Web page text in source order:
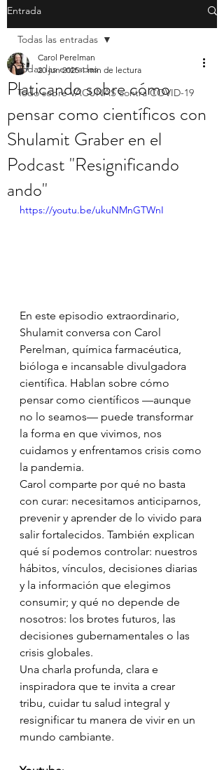
Entrada
Todas las entradas
Todo sobre VACUNAS contra COVID-19
Todas las entradas
Platicando sobre cómo
pensar como científicos con
Shulamit Graber en el
Podcast "Resignificando
ando"
Carol Perelman
20 jun 2025 1 min de lectura
https://youtu.be/ukuNMnGTWnI
En este episodio extraordinario,
Shulamit conversa con Carol
Perelman, química farmacéutica,
bióloga e incansable divulgadora
científica. Hablan sobre cómo
pensar como científicos —aunque
no lo seamos— puede transformar
la forma en que vivimos, nos
cuidamos y enfrentamos crisis como
la pandemia.
Carol comparte por qué no basta
con curar: necesitamos anticiparnos,
prevenir y aprender de lo vivido para
salir fortalecidos. También explican
qué sí podemos controlar: nuestros
hábitos, vínculos, decisiones diarias
y la información que elegimos
consumir; y qué no depende de
nosotros: los brotes futuros, las
decisiones gubernamentales o las
crisis globales.
Una charla profunda, clara e
inspiradora que te invita a crear
tribu, cuidar tu salud integral y
resignificar tu manera de vivir en un
mundo cambiante.